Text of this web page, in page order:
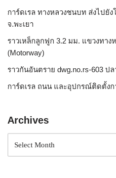
การ์ดเรล ทางหลวงชนบท ส่งไปยัง
จ.พะเยา
ราวเหล็กลูกฟูก 3.2 มม. แขวงทาง
(Motorway)
ราวกันอันตราย dwg.no.rs-603 ป
การ์ดเรล ถนน และอุปกรณ์ติดตั้งก
Archives